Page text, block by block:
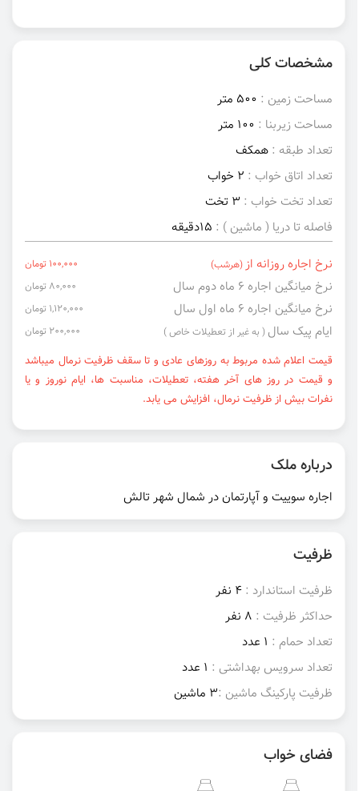
مشخصات کلی
مساحت زمین : 500 متر
مساحت زیربنا : 100 متر
تعداد طبقه : همکف
تعداد اتاق خواب : 2 خواب
تعداد تخت خواب : 3 تخت
فاصله تا دریا ( ماشین ) : 15دقیقه
نرخ اجاره روزانه از (هرشب) 100,000 تومان
نرخ میانگین اجاره ۶ ماه دوم سال 80,000 تومان
نرخ میانگین اجاره ۶ ماه اول سال 1,120,000 تومان
ایام پیک سال ( به غیر از تعطیلات خاص ) 200,000 تومان
قیمت اعلام شده مربوط به روزهای عادی و تا سقف ظرفیت نرمال میباشد
و قیمت در روز های آخر هفته، تعطیلات، مناسبت ها، ایام نوروز و یا
نفرات بیش از ظرفیت نرمال، افزایش می یابد.
درباره ملک
اجاره سوییت و آپارتمان در شمال شهر تالش
ظرفیت
ظرفیت استاندارد : 4 نفر
حداکثر ظرفیت : 8 نفر
تعداد حمام : 1 عدد
تعداد سرویس بهداشتی : 1 عدد
ظرفیت پارکینگ ماشین :3 ماشین
فضای خواب